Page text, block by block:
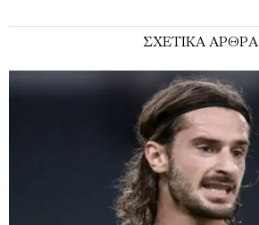
ΣΧΕΤΙΚΑ ΑΡΘΡΑ